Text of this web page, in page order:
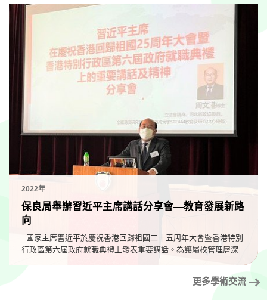
2022年
保良局舉辦習近平主席講話分享會—教育發展新路
向
國家主席習近平於慶祝香港回歸祖國二十五周年大會暨香港特別
行政區第六屆政府就職典禮上發表重要講話。為讓屬校管理層深...
更多學術交流